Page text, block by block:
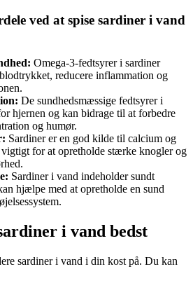
ved at spise sardiner i vand
Omega-3-fedtsyrer i sardiner
reducere inflammation og
De sundhedsmæssige fedtsyrer i
hjernen og kan bidrage til at forbedre
og humør.
Sardiner er en god kilde til calcium og
for at opretholde stærke knogler og
Sardiner i vand indeholder sundt
hjælpe med at opretholde en sund
i vand bedst
sardiner i vand i din kost på. Du kan